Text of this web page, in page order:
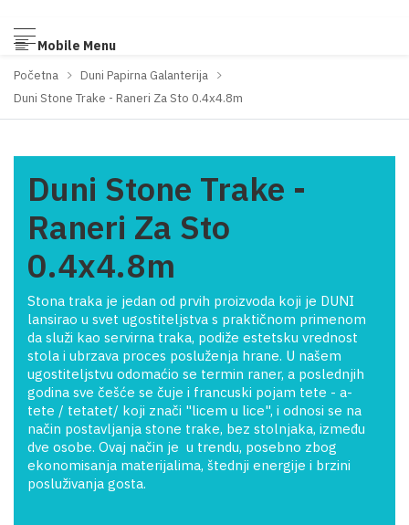
Mobile Menu
Početna
Duni Papirna Galanterija
Duni Stone Trake - Raneri Za Sto 0.4x4.8m
Duni Stone Trake -
Raneri Za Sto
0.4x4.8m
Stona traka je jedan od prvih proizvoda koji je DUNI
lansirao u svet ugostiteljstva s praktičnom primenom
da služi kao servirna traka, podiže estetsku vrednost
stola i ubrzava proces posluženja hrane. U našem
ugostiteljstvu odomaćio se termin raner, a poslednjih
godina sve češće se čuje i francuski pojam tete - a-
tete / tetatet/ koji znači "licem u lice", i odnosi se na
način postavljanja stone trake, bez stolnjaka, između
dve osobe. Ovaj način je u trendu, posebno zbog
ekonomisanja materijalima, štednji energije i brzini
posluživanja gosta.